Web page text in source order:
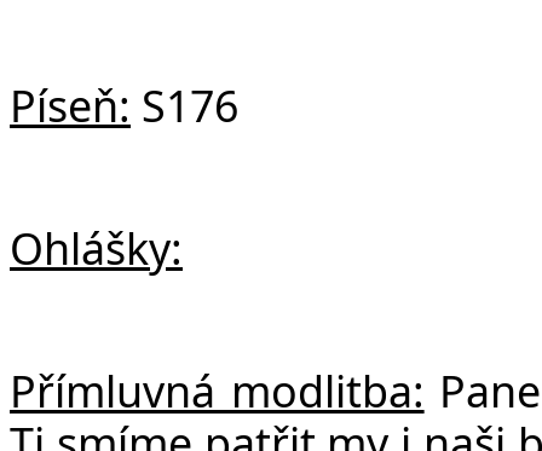
Píseň: S176
Ohlášky:
Přímluvná modlitba: